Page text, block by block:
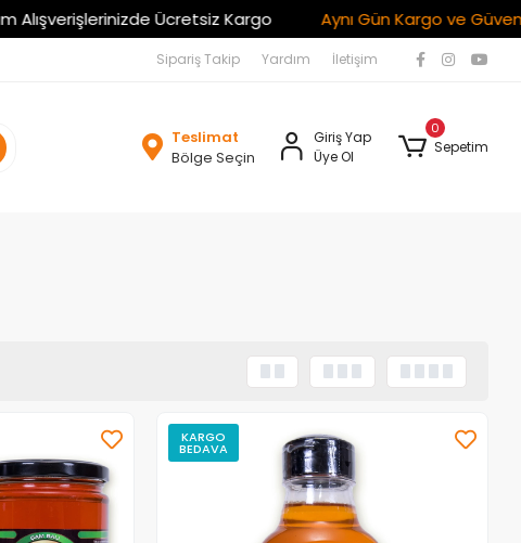
Ücretsiz Kargo Aynı Gün Kargo ve Güvenli Alışveriş
Sipariş Takip Yardım İletişim
Teslimat
Bölge Seçin
Giriş Yap
Üye Ol
0
Sepetim
KARGO
BEDAVA